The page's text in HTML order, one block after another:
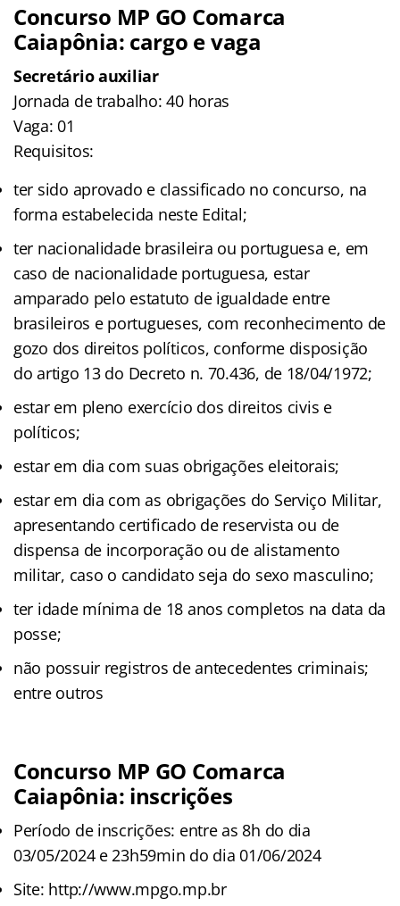
Concurso MP GO Comarca
Caiapônia: cargo e vaga
Secretário auxiliar
Jornada de trabalho: 40 horas
Vaga: 01
Requisitos:
ter sido aprovado e classificado no concurso, na
forma estabelecida neste Edital;
ter nacionalidade brasileira ou portuguesa e, em
caso de nacionalidade portuguesa, estar
amparado pelo estatuto de igualdade entre
brasileiros e portugueses, com reconhecimento de
gozo dos direitos políticos, conforme disposição
do artigo 13 do Decreto n. 70.436, de 18/04/1972;
estar em pleno exercício dos direitos civis e
políticos;
estar em dia com suas obrigações eleitorais;
estar em dia com as obrigações do Serviço Militar,
apresentando certificado de reservista ou de
dispensa de incorporação ou de alistamento
militar, caso o candidato seja do sexo masculino;
ter idade mínima de 18 anos completos na data da
posse;
não possuir registros de antecedentes criminais;
entre outros
Concurso MP GO Comarca
Caiapônia: inscrições
Período de inscrições: entre as 8h do dia
03/05/2024 e 23h59min do dia 01/06/2024
Site: http://www.mpgo.mp.br